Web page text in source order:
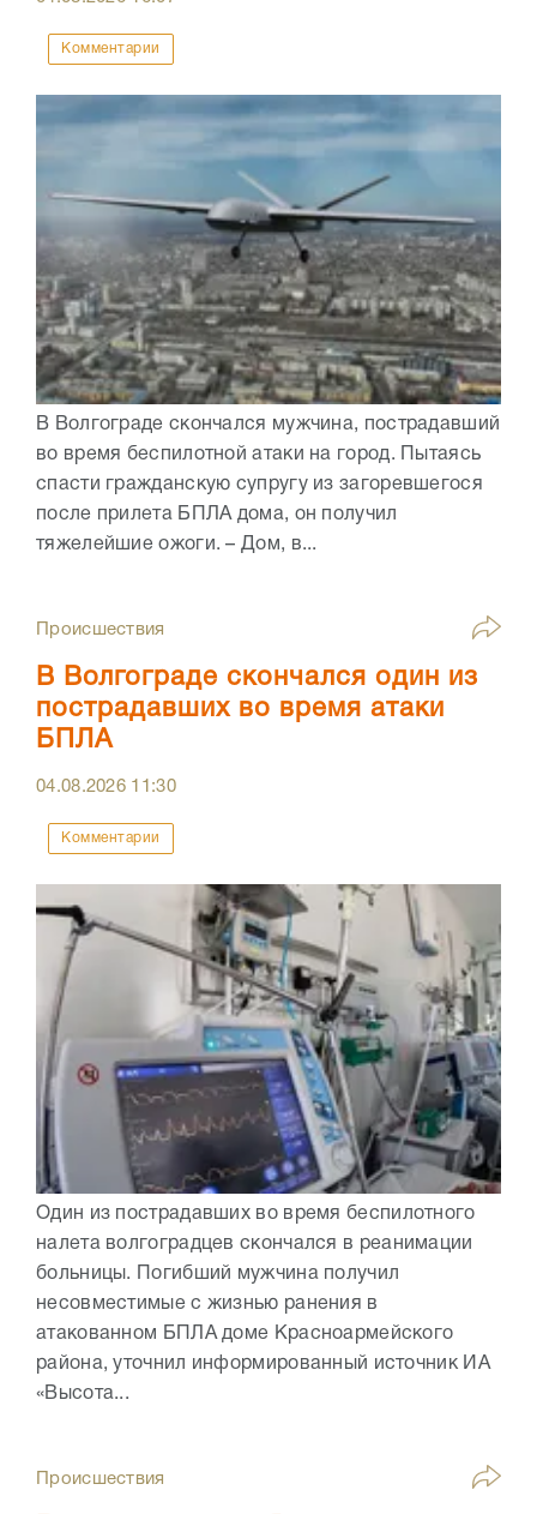
Комментарии
В Волгограде скончался мужчина, пострадавший
во время беспилотной атаки на город. Пытаясь
спасти гражданскую супругу из загоревшегося
после прилета БПЛА дома, он получил
тяжелейшие ожоги. – Дом, в...
Происшествия
В Волгограде скончался один из
пострадавших во время атаки
БПЛА
04.08.2026 11:30
Комментарии
Один из пострадавших во время беспилотного
налета волгоградцев скончался в реанимации
больницы. Погибший мужчина получил
несовместимые с жизнью ранения в
атакованном БПЛА доме Красноармейского
района, уточнил информированный источник ИА
«Высота...
Происшествия